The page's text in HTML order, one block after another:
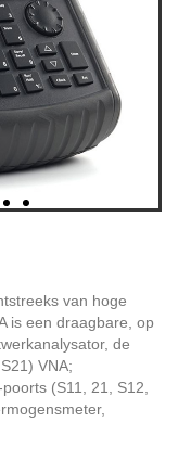
van hoge
is een draagbare, op
de
VNA;
(S11, 21, S12,